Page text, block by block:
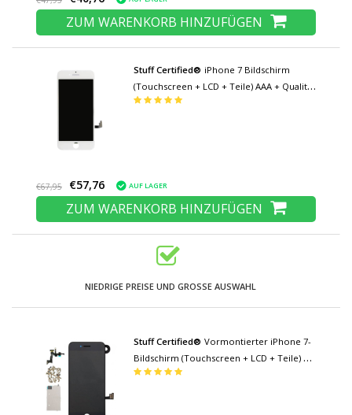
ZUM WARENKORB HINZUFÜGEN
Stuff Certified® iPhone 7 Bildschirm
(Touchscreen + LCD + Teile) AAA + Qualität
- Weiß
€67,95 €57,76 AUF LAGER
ZUM WARENKORB HINZUFÜGEN
NIEDRIGE PREISE UND GROSSE AUSWAHL
Stuff Certified® Vormontierter iPhone 7-
Bildschirm (Touchscreen + LCD + Teile) A
+ Qualität - Schwarz